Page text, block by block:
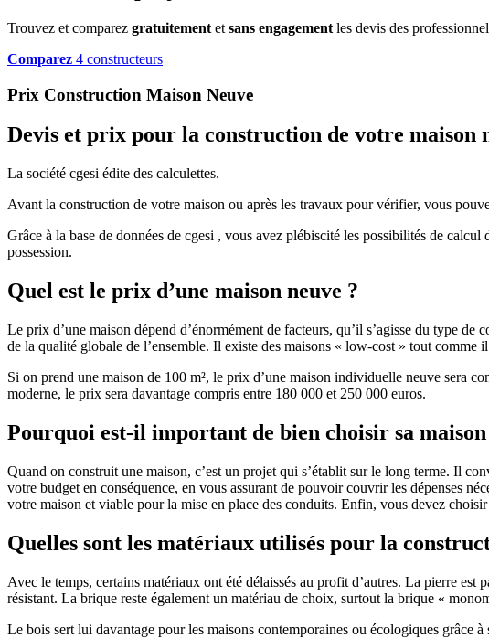
Trouvez et comparez gratuitement et sans engagement les devis des
Comparez 4 constructeurs
Prix Construction Maison Neuve
Devis et prix pour la construction de votre maison
La société cgesi édite des calculettes.
Avant la construction de votre maison ou après les travaux pour vérifier, vous
Grâce à la base de données de cgesi , vous avez plébiscité les possibilités de
possession.
Quel est le prix d’une maison neuve ?
Le prix d’une maison dépend d’énormément de facteurs, qu’il s’agisse du type
de la qualité globale de l’ensemble. Il existe des maisons « low-cost » tout
Si on prend une maison de 100 m², le prix d’une maison individuelle neuve sera
moderne, le prix sera davantage compris entre 180 000 et 250 000 euros.
Pourquoi est-il important de bien choisir sa maison
Quand on construit une maison, c’est un projet qui s’établit sur le long terme. Il
votre budget en conséquence, en vous assurant de pouvoir couvrir les dépenses
votre maison et viable pour la mise en place des conduits. Enfin, vous devez
Quelles sont les matériaux utilisés pour la
Avec le temps, certains matériaux ont été délaissés au profit d’autres. La pierre
résistant. La brique reste également un matériau de choix, surtout la brique «
Le bois sert lui davantage pour les maisons contemporaines ou écologiques grâce